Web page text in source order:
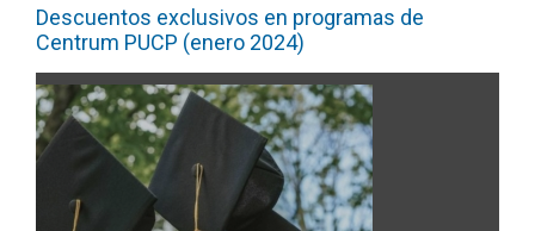
Descuentos exclusivos en programas de
Centrum PUCP (enero 2024)